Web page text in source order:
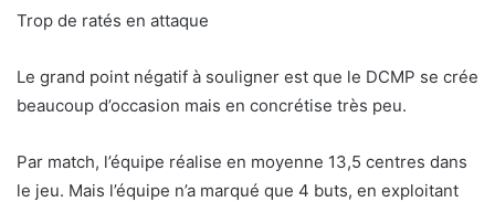
Trop de ratés en attaque
Le grand point négatif à souligner est que le DCMP se crée
beaucoup d’occasion mais en concrétise très peu.
Par match, l’équipe réalise en moyenne 13,5 centres dans
le jeu. Mais l’équipe n’a marqué que 4 buts, en exploitant